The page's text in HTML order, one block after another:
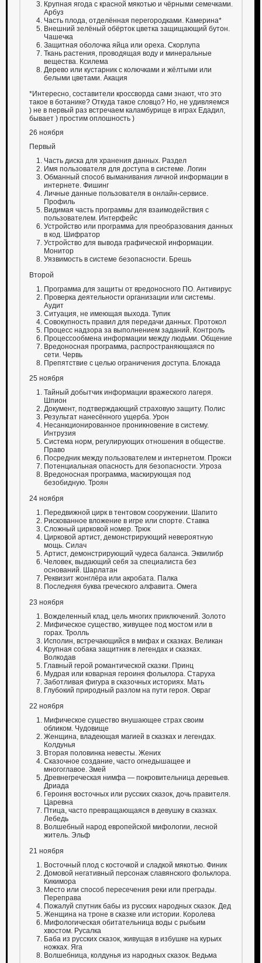
Крупная ягода с красной мякотью и чёрными семечками.
Арбуз
Часть плода, отделённая перегородками. Камерина*
Внешний зелёный обёрток цветка защищающий бутон.
Чашечка
Защитная оболочка яйца или ореха. Скорлупа
Ткань растения, проводящая воду и минеральные
вещества. Ксилема
Дерево или кустарник с колючками и жёлтыми или
белыми цветами. Акация
*Интересно, составители кроссворда сами знают, что это
такое в ботанике? Откуда такое словцо? Но, не удивляемся
) не в первый раз встречаем каламбурище в играх Едадил,
бывает ) простим оплошность )
26 ноября
Первый
Часть диска для хранения данных. Раздел
Имя пользователя для доступа в системе. Логин
Обманный способ выманивания личной информации в
интернете. Фишинг
Личные данные пользователя в онлайн-сервисе.
Профиль
Видимая часть программы для взаимодействия с
пользователем. Интерфейс
Устройство или программа для преобразования данных
в код. Шифратор
Устройство для вывода графической информации.
Монитор
Уязвимость в системе безопасности. Брешь
Второй
Программа для защиты от вредоносного ПО. Антивирус
Проверка деятельности организации или системы.
Аудит
Ситуация, не имеющая выхода. Тупик
Совокупность правил для передачи данных. Протокол
Процесс надзора за выполнением заданий. Контроль
Процессообмена информации между людьми. Общение
Вредоносная программа, распространяющаяся по
сети. Червь
Препятствие с целью ограничения доступа. Блокада
25 ноября
Тайный добытчик информации вражеского лагеря.
Шпион
Документ, подтверждающий страховую защиту. Полис
Результат нанесённого ущерба. Урон
Несанкционированное проникновение в систему.
Интрузия
Система норм, регулирующих отношения в обществе.
Право
Посредник между пользователем и интернетом. Прокси
Потенциальная опасность для безопасности. Угроза
Вредоносная программа, маскирующая под
безобидную. Троян
24 ноября
Передвижной цирк в тентовом сооружении. Шапито
Рискованное вложение в игре или спорте. Ставка
Сложный цирковой номер. Трюк
Цирковой артист, демонстрирующий невероятную
мощь. Силач
Артист, демонстрирующий чудеса баланса. Эквилибр
Человек, выдающий себя за специалиста без
оснований. Шарлатан
Реквизит жонглёра или акробата. Палка
Последняя буква греческого алфавита. Омега
23 ноября
Вожделенный клад, цель многих приключений. Золото
Мифическое существо, живущее под мостом или в
горах. Тролль
Исполин, встречающийся в мифах и сказках. Великан
Крупная собака защитник в легендах и сказках.
Волкодав
Главный герой романтической сказки. Принц
Мудрая или коварная героиня фольклора. Старуха
Заботливая фигура в сказочных историях. Мать
Глубокий природный разлом на пути героя. Овраг
22 ноября
Мифическое существо внушающее страх своим
обликом. Чудовище
Женщина, владеющая магией в сказках и легендах.
Колдунья
Вторая половинка невесты. Жених
Сказочное создание, часто огнедышащее и
многоглавое. Змей
Древнегреческая нимфа — покровительница деревьев.
Дриада
Героиня восточных или русских сказок, дочь правителя.
Царевна
Птица, часто превращающаяся в девушку в сказках.
Лебедь
Волшебный народ европейской мифологии, лесной
житель. Эльф
21 ноября
Восточный плод с косточкой и сладкой мякотью. Финик
Домовой негативный персонаж славянского фольклора.
Кикимора
Место или способ пересечения реки или преграды.
Переправа
Пожалуй спутник бабы из русских народных сказок. Дед
Женщина на троне в сказке или истории. Королева
Мифологическая обитательница воды с рыбьим
хвостом. Русалка
Баба из русских сказок, живущая в избушке на курьих
ножках. Яга
Волшебница, колдунья из народных сказок. Ведьма